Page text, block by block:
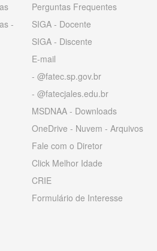
-
Perguntas Frequentes
SIGA - Docente
SIGA - Discente
E-mail
- @fatec.sp.gov.br
- @fatecjales.edu.br
MSDNAA - Downloads
OneDrive - Nuvem - Arquivos
Fale com o Diretor
Click Melhor Idade
CRIE
Formulário de Interesse